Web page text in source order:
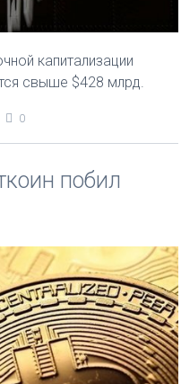
капитализации
свыше $428 млрд.
0
побил